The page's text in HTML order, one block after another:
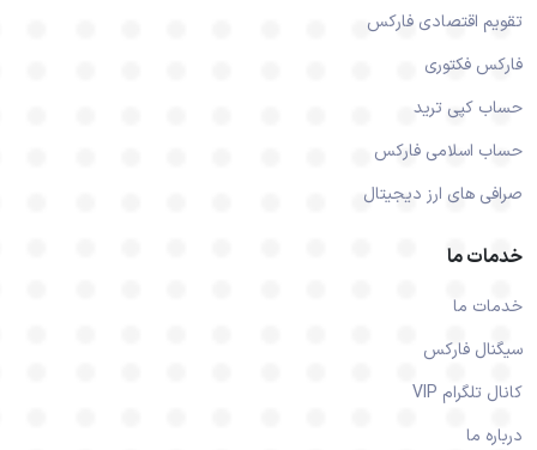
تقویم اقتصادی فارکس
فارکس فکتوری
حساب کپی ترید
حساب اسلامی فارکس
صرافی های ارز دیجیتال
خدمات ما
خدمات ما
سیگنال فارکس
کانال تلگرام VIP
درباره ما